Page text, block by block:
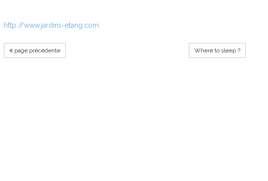
http://www.jardins-etang.com
page précédente Where to sleep ?